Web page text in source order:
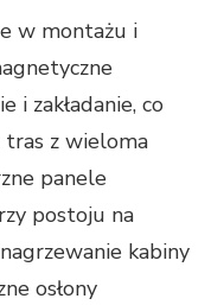
w montażu i
i zakładanie, co
z wieloma
panele
postoju na
kabiny
osłony